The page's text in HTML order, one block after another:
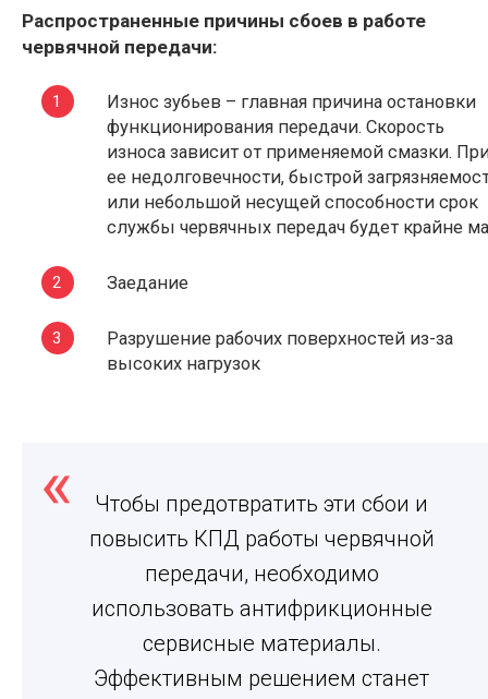
Распространенные причины сбоев в работе
червячной передачи:
Износ зубьев – главная причина остановки
функционирования передачи. Скорость
износа зависит от применяемой смазки.
ее недолговечности, быстрой
или небольшой несущей способности срок
службы червячных передач будет крайне
Заедание
Разрушение рабочих поверхностей из-за
высоких нагрузок
Чтобы предотвратить эти сбои и
повысить КПД работы червячной
передачи, необходимо
использовать антифрикционные
сервисные материалы.
Эффективным решением станет